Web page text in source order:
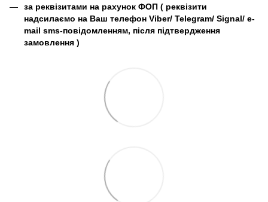
за реквізитами на рахунок ФОП ( реквізити
надсилаємо на Ваш телефон Viber/ Telegram/ Signal/ e-
mail sms-повідомленням, після підтвердження
замовлення )